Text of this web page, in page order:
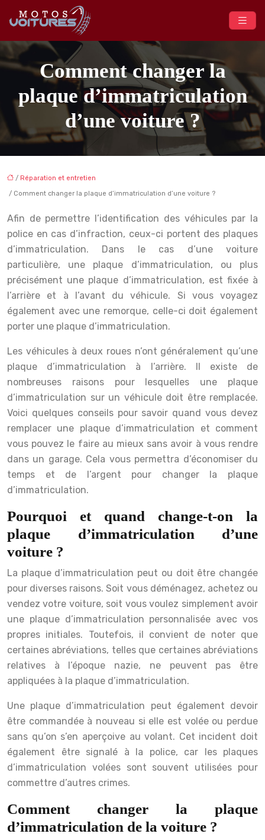
Comment changer la
plaque d’immatriculation
d’une voiture ?
/ Réparation et entretien
/ Comment changer la plaque d’immatriculation d’une voiture ?
Afin de permettre l’identification des véhicules par la
police en cas d’infraction, ceux-ci portent des plaques
d’immatriculation. Dans le cas d’une voiture
particulière, une plaque d’immatriculation, ou plus
précisément une plaque d’immatriculation, est fixée à
l’arrière et à l’avant du véhicule. Si vous voyagez
également avec une remorque, celle-ci doit également
porter une plaque d’immatriculation.
Les véhicules à deux roues n’ont généralement qu’une
plaque d’immatriculation à l’arrière. Il existe de
nombreuses raisons pour lesquelles une plaque
d’immatriculation sur un véhicule doit être remplacée.
Voici quelques conseils pour savoir quand vous devez
remplacer une plaque d’immatriculation et comment
vous pouvez le faire au mieux sans avoir à vous rendre
dans un garage. Cela vous permettra d’économiser du
temps et de l’argent pour changer la plaque
d’immatriculation.
Pourquoi et quand change-t-on la
plaque d’immatriculation d’une
voiture ?
La plaque d’immatriculation peut ou doit être changée
pour diverses raisons. Soit vous déménagez, achetez ou
vendez votre voiture, soit vous voulez simplement avoir
une plaque d’immatriculation personnalisée avec vos
propres initiales. Toutefois, il convient de noter que
certaines abréviations, telles que certaines abréviations
relatives à l’époque nazie, ne peuvent pas être
appliquées à la plaque d’immatriculation.
Une plaque d’immatriculation peut également devoir
être commandée à nouveau si elle est volée ou perdue
sans qu’on s’en aperçoive au volant. Cet incident doit
également être signalé à la police, car les plaques
d’immatriculation volées sont souvent utilisées pour
commettre d’autres crimes.
Comment changer la plaque
d’immatriculation de la voiture ?